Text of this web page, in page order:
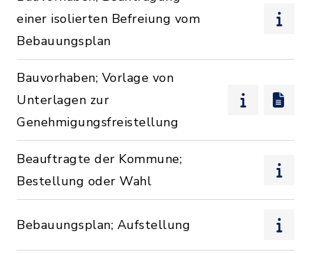
einer isolierten Befreiung vom
Bebauungsplan
Bauvorhaben; Vorlage von
Unterlagen zur
Genehmigungsfreistellung
Beauftragte der Kommune;
Bestellung oder Wahl
Bebauungsplan; Aufstellung